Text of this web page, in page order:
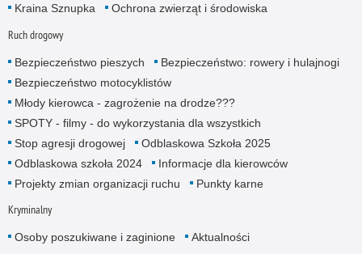
Kraina Sznupka
Ochrona zwierząt i środowiska
Ruch drogowy
Bezpieczeństwo pieszych
Bezpieczeństwo: rowery i hulajnogi
Bezpieczeństwo motocyklistów
Młody kierowca - zagrożenie na drodze???
SPOTY - filmy - do wykorzystania dla wszystkich
Stop agresji drogowej
Odblaskowa Szkoła 2025
Odblaskowa szkoła 2024
Informacje dla kierowców
Projekty zmian organizacji ruchu
Punkty karne
Kryminalny
Osoby poszukiwane i zaginione Aktualności